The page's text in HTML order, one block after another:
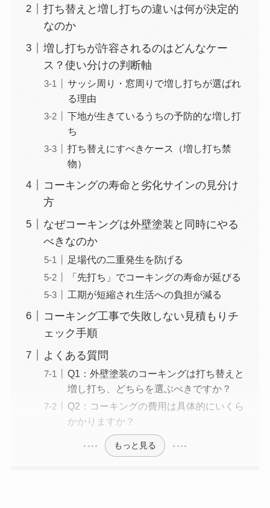
打ち替えと増し打ちの違いは何が決定的
なのか
増し打ちが許容されるのはどんなケー
ス？使い分けの判断軸
サッシ周り・窓周りで増し打ちが選ばれ
る理由
下地が生きているうちの予防的な増し打
ち
打ち替えにすべきケース（増し打ち禁
物）
コーキングの寿命と劣化サインの見分け
方
なぜコーキングは外壁塗装と同時にやる
べきなのか
足場代の二重発生を防げる
「先打ち」でコーキングの寿命が延びる
工期が短縮され生活への負担が減る
コーキング工事で失敗しない見積もりチ
ェック手順
よくある質問
Q1：外壁塗装のコーキングは打ち替えと
増し打ち、どちらを選ぶべきですか？
Q2：コーキングの費用は具体的にいくら
かかりますか？
もっと見る